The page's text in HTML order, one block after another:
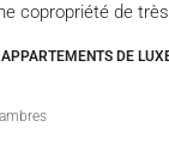
copropriété de
DE